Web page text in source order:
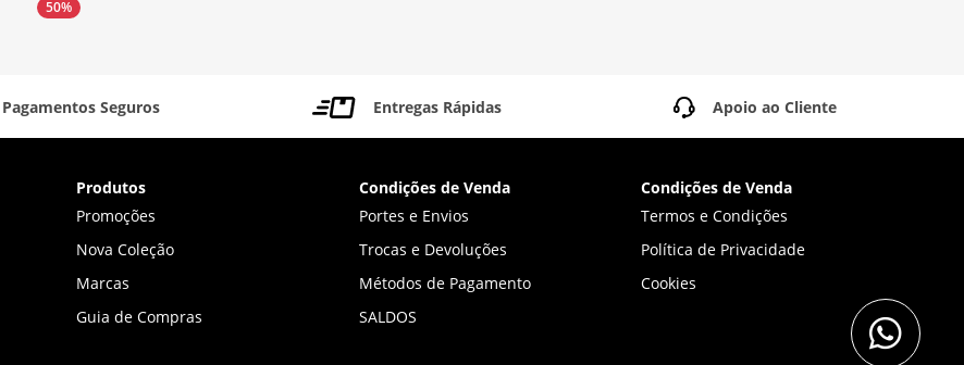
50%
Pagamentos Seguros Entregas Rápidas Apoio ao Cliente
Produtos
Promoções
Nova Coleção
Marcas
Guia de Compras
Condições de Venda
Portes e Envios
Trocas e Devoluções
Métodos de Pagamento
SALDOS
Condições de Venda
Termos e Condições
Política de Privacidade
Cookies